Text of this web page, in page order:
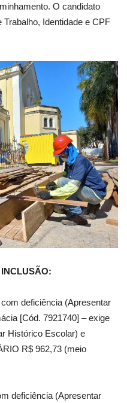
O candidato
Identidade e CPF
deficiência (Apresentar
[Cód. 7921740] – exige
Histórico Escolar) e
R$ 962,73 (meio
deficiência (Apresentar